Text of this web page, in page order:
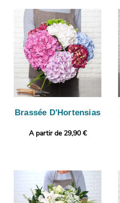
Brassée D'Hortensias
A partir de 29,90 €